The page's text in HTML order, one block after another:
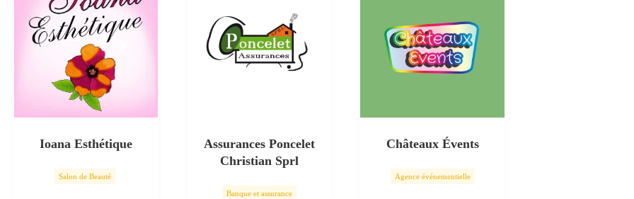
Ioana Esthétique
Salon de Beauté
Assurances Poncelet
Christian Sprl
Banque et assurance
Châteaux Évents
Agence événementielle